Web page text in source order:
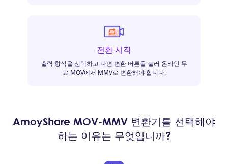
전환 시작
출력 형식을 선택하고 나면 변환 버튼을 눌러 온라인 무
료 MOV에서 MMV로 변환해야 합니다.
AmoyShare MOV-MMV 변환기를 선택해야
하는 이유는 무엇입니까?